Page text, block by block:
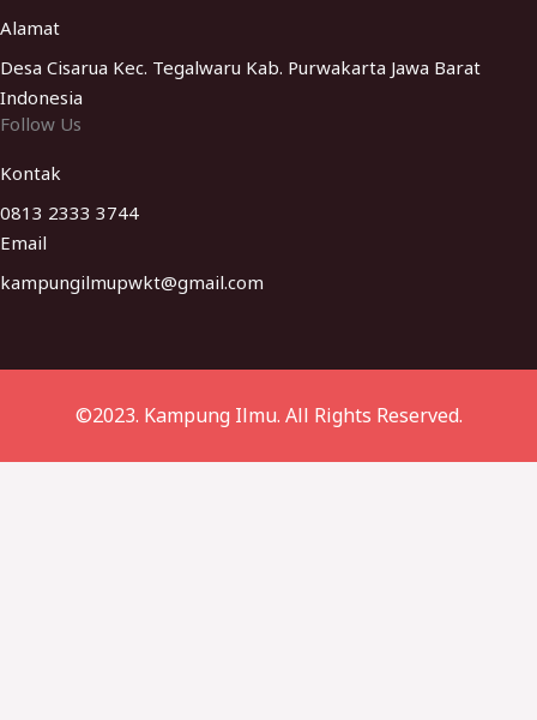
Alamat
Desa Cisarua Kec. Tegalwaru Kab. Purwakarta Jawa Barat
Indonesia
Follow Us
Kontak
0813 2333 3744
Email
kampungilmupwkt@gmail.com​
©2023. Kampung Ilmu. All Rights Reserved.